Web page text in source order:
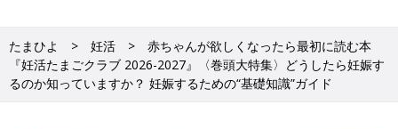
たまひよ 妊活
赤ちゃんが欲しくなったら最初に読む本
『妊活たまごクラブ 2026-2027』〈巻頭大特集〉どうしたら妊娠す
るのか知っていますか？ 妊娠するための“基礎知識”ガイド